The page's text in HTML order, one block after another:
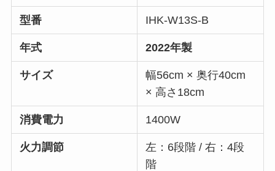
型番 IHK-W13S-B
年式 2022年製
サイズ
幅56cm × 奥行40cm
× 高さ18cm
消費電力 1400W
火力調節
左：6段階 / 右：4段
階